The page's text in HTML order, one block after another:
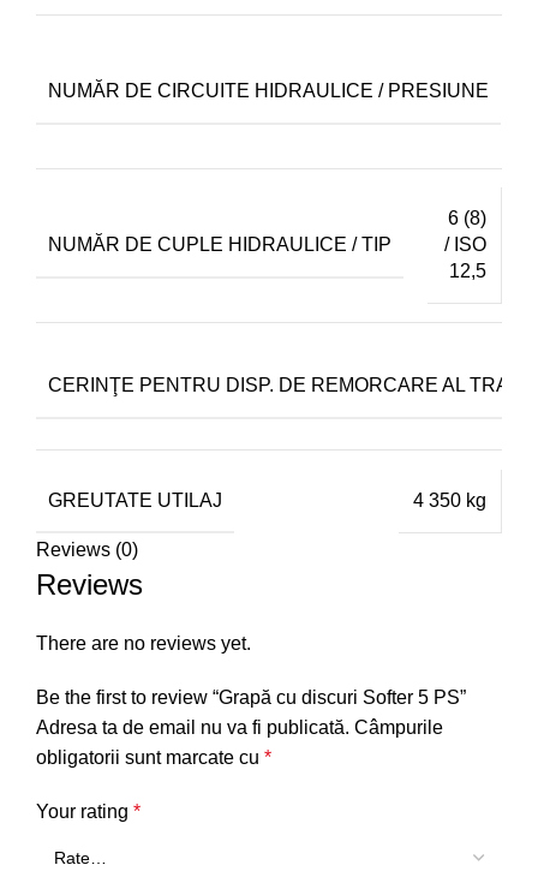
NUMĂR DE CIRCUITE HIDRAULICE / PRESIUNE
NUMĂR DE CUPLE HIDRAULICE / TIP
6 (8)
/ ISO
12,5
CERINŢE PENTRU DISP. DE REMORCARE AL
GREUTATE UTILAJ 4 350 kg
Reviews (0)
Reviews
There are no reviews yet.
Be the first to review “Grapă cu discuri Softer 5 PS”
Adresa ta de email nu va fi publicată. Câmpurile
obligatorii sunt marcate cu *
Your rating *